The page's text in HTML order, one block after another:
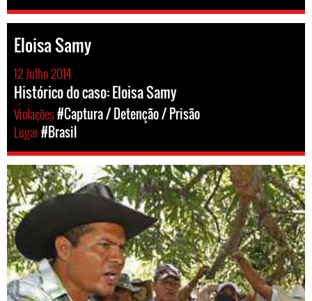
Eloisa Samy
12 Julho 2014
Histórico do caso: Eloisa Samy
Violações#Captura / Detenção / Prisão
Lugar#Brasil